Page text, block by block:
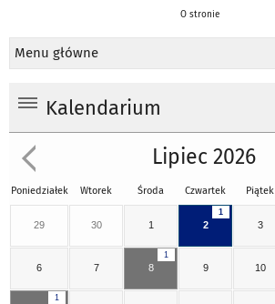
O stronie
Menu główne
Kalendarium
Lipiec 2026
Poniedziałek Wtorek Środa Czwartek Piątek
29 30 1
1
2 3
6 7
1
8 9 10
1